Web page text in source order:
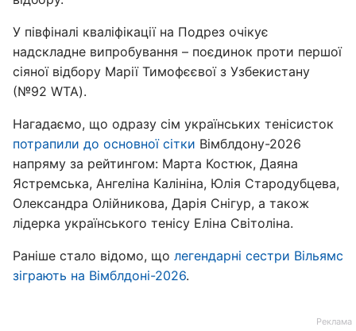
У півфіналі кваліфікації на Подрез очікує
надскладне випробування – поєдинок проти першої
сіяної відбору Марії Тимофєєвої з Узбекистану
(№92 WTA).
Нагадаємо, що одразу сім українських тенісисток
потрапили до основної сітки Вімблдону-2026
напряму за рейтингом: Марта Костюк, Даяна
Ястремська, Ангеліна Калініна, Юлія Стародубцева,
Олександра Олійникова, Дарія Снігур, а також
лідерка українського тенісу Еліна Світоліна.
Раніше стало відомо, що легендарні сестри Вільямс
зіграють на Вімблдоні-2026.